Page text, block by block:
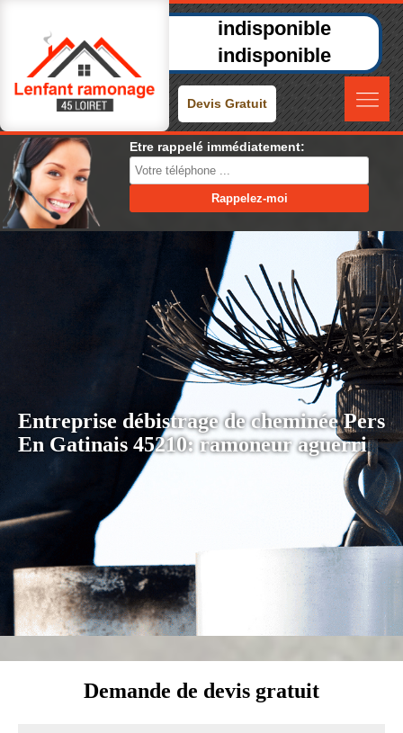
indisponible
indisponible
Devis Gratuit
Etre rappelé immédiatement:
Entreprise débistrage de cheminée Pers
En Gatinais 45210: ramoneur aguerri
Demande de devis gratuit